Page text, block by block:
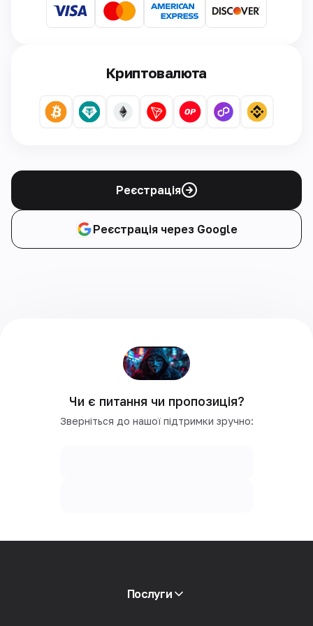
Криптовалюта
Реєстрація
Реєстрація через Google
Чи є питання чи пропозиція?
Зверніться до нашої підтримки зручно:
Послуги